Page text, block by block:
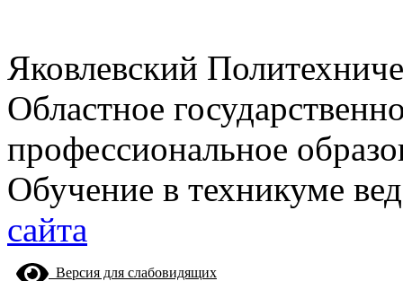
Яковлевский
Областное
профессиональное
Обучение в техникуме
сайта
Версия для слабовидящих